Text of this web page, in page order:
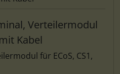
Verteilermodul
Kabel
für ECoS, CS1,